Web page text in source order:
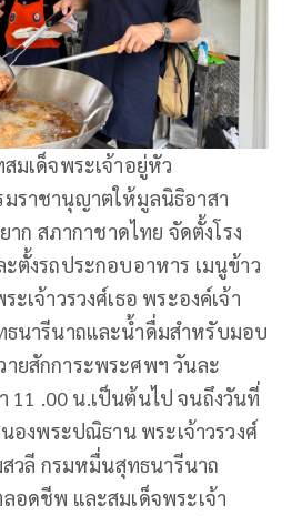
มเด็จพระเจ้าอยู่หัว
ราชานุญาตให้มูลนิธิอาสา
ก สภากาชาดไทย จัดตั้งโรง
ตั้งรถประกอบอาหาร เมนูข้าว
เจ้าวรวงศ์เธอ พระองค์เจ้า
นารีนาถและน้ำดื่มสำหรับมอบ
ยสักการะพระศพฯ วันละ
11 .00 น.เป็นต้นไป จนถึงวันที่
องพระปณิธาน พระเจ้าวรวงศ์
สวลี กรมหมื่นสุทธนารีนาถ
อดชีพ และสมเด็จพระเจ้า